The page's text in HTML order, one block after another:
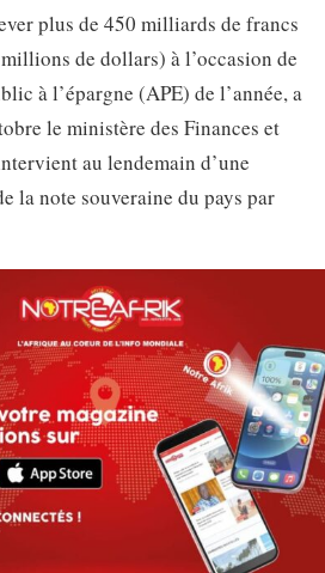
plus de 450 milliards de francs
de dollars) à l’occasion de
à l’épargne (APE) de l’année, a
le ministère des Finances et
au lendemain d’une
la note souveraine du pays par